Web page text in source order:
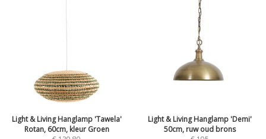
Light & Living Hanglamp 'Tawela'
Rotan, 60cm, kleur Groen
Light & Living Hanglamp 'Demi'
50cm, ruw oud brons